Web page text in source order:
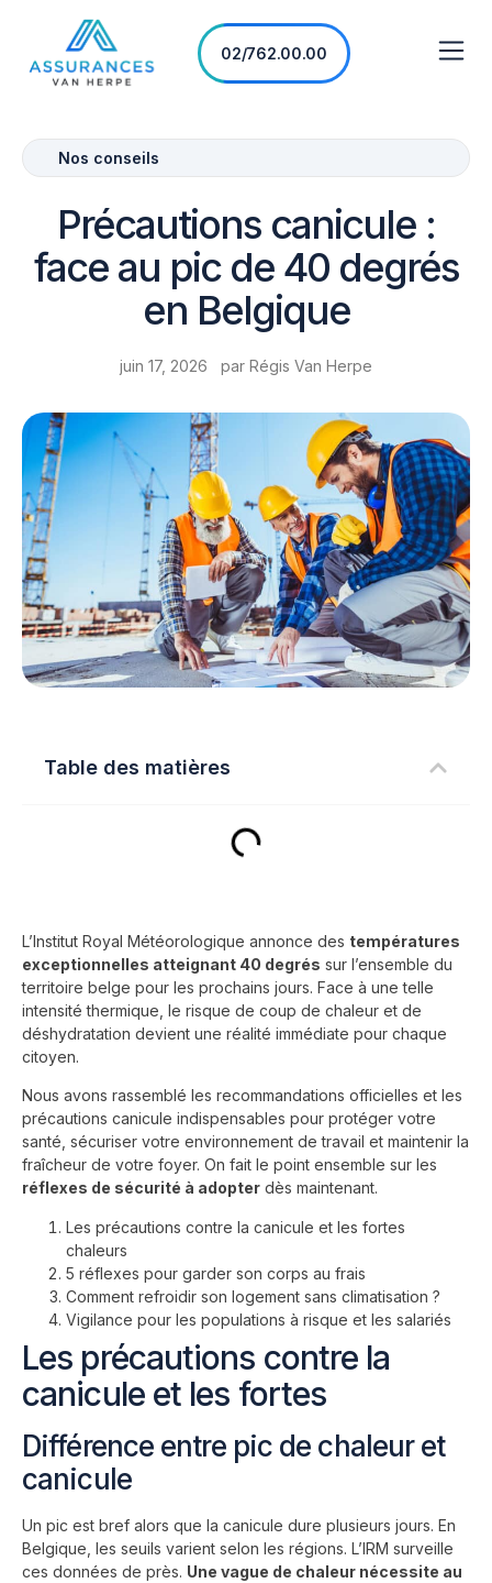
02/762.00.00
Nos conseils
Précautions canicule :
face au pic de 40 degrés
en Belgique
juin 17, 2026 par Régis Van Herpe
Table des matières
L’Institut Royal Météorologique annonce des températures
exceptionnelles atteignant 40 degrés sur l’ensemble du
territoire belge pour les prochains jours. Face à une telle
intensité thermique, le risque de coup de chaleur et de
déshydratation devient une réalité immédiate pour chaque
citoyen.
Nous avons rassemblé les recommandations officielles et les
précautions canicule indispensables pour protéger votre
santé, sécuriser votre environnement de travail et maintenir la
fraîcheur de votre foyer. On fait le point ensemble sur les
réflexes de sécurité à adopter dès maintenant.
Les précautions contre la canicule et les fortes
chaleurs
5 réflexes pour garder son corps au frais
Comment refroidir son logement sans climatisation ?
Vigilance pour les populations à risque et les salariés
Les précautions contre la
canicule et les fortes
Différence entre pic de chaleur et
canicule
Un pic est bref alors que la canicule dure plusieurs jours. En
Belgique, les seuils varient selon les régions. L’IRM surveille
ces données de près. Une vague de chaleur nécessite au